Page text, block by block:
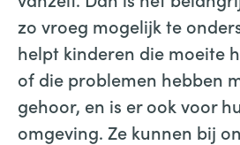
zo vroeg mogelijk te
helpt kinderen die moeite
of die problemen hebben
gehoor, en is er ook voor
omgeving. Ze kunnen bij